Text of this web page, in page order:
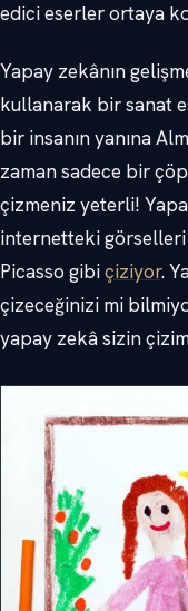
edici eserler ortaya
Yapay zekânın
kullanarak bir sanat
bir insanın yanına
zaman sadece bir
çizmeniz yeterli!
internetteki
Picasso gibiçiziyor.
çizeceğinizi mi
yapay zekâ sizin